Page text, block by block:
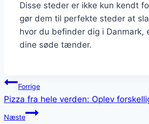
Disse steder er ikke kun kendt
gør dem til perfekte steder at
hvor du befinder dig i
dine søde tænder.
Indlægsnavigation
Forrige
Pizza fra hele verden: Oplev
Næste